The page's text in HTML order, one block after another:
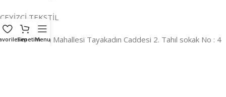
ÇEYİZCİ TEKSTİL
Adres:Reyhan Mahallesi Tayakadın Caddesi 2. Tahıl sokak No : 4
SepetimMenu